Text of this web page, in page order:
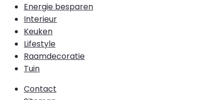
Energie besparen
Interieur
Keuken
Lifestyle
Raamdecoratie
Tuin
Contact